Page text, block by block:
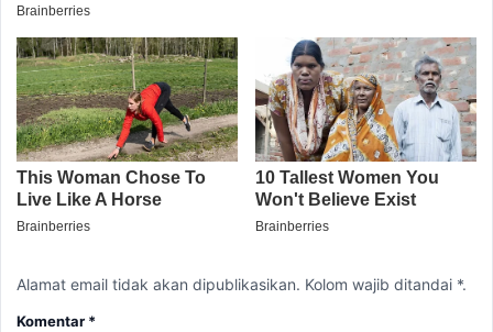
Alamat email tidak akan dipublikasikan. Kolom wajib ditandai *.
Komentar *